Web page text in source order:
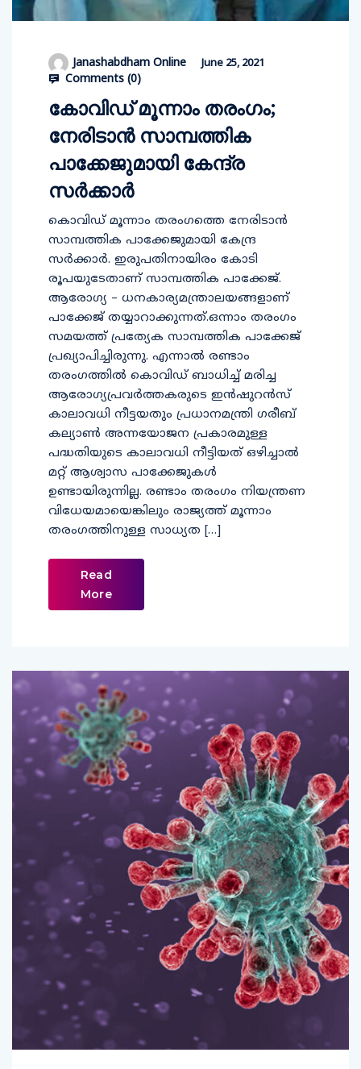
Janashabdham Online June 25, 2021
Comments (0)
കോവിഡ് മൂന്നാം തരംഗം;
നേരിടാൻ സാമ്പത്തിക
പാക്കേജുമായി കേന്ദ്ര
സർക്കാർ
കൊവിഡ് മൂന്നാം തരംഗത്തെ നേരിടാന്‍
സാമ്പത്തിക പാക്കേജുമായി കേന്ദ്ര
സര്‍ക്കാര്‍. ഇരുപതിനായിരം കോടി
രൂപയുടേതാണ് സാമ്പത്തിക പാക്കേജ്.
ആരോഗ്യ – ധനകാര്യമന്ത്രാലയങ്ങളാണ്
പാക്കേജ് തയ്യാറാക്കുന്നത്.ഒന്നാം തരംഗം
സമയത്ത് പ്രത്യേക സാമ്പത്തിക പാക്കേജ്
പ്രഖ്യാപിച്ചിരുന്നു. എന്നാല്‍ രണ്ടാം
തരംഗത്തില്‍ കൊവിഡ് ബാധിച്ച് മരിച്ച
ആരോഗ്യപ്രവര്‍ത്തകരുടെ ഇന്‍ഷുറന്‍സ്
കാലാവധി നീട്ടയതും പ്രധാനമന്ത്രി ഗരീബ്
കല്യാണ്‍ അന്നയോജന പ്രകാരമുള്ള
പദ്ധതിയുടെ കാലാവധി നീട്ടിയത് ഒഴിച്ചാല്‍
മറ്റ് ആശ്വാസ പാക്കേജുകള്‍
ഉണ്ടായിരുന്നില്ല. രണ്ടാം തരംഗം നിയന്ത്രണ
വിധേയമായെങ്കിലും രാജ്യത്ത് മൂന്നാം
തരംഗത്തിനുള്ള സാധ്യത […]
Read
More